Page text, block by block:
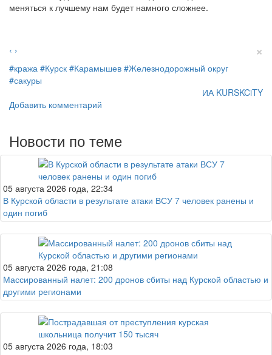
меняться к лучшему нам будет намного сложнее.
‹ › ×
#кража #Курск #Карамышев #Железнодорожный округ
#сакуры
ИА KURSKCiTY
Добавить комментарий
Новости по теме
05 августа 2026 года, 22:34
В Курской области в результате атаки ВСУ 7 человек ранены и
один погиб
05 августа 2026 года, 21:08
Массированный налет: 200 дронов сбиты над Курской областью и
другими регионами
05 августа 2026 года, 18:03